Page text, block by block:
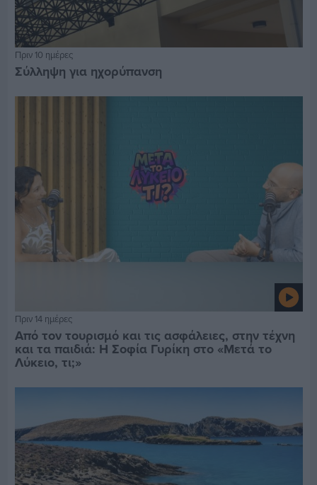
Πριν 10 ημέρες
Σύλληψη για ηχορύπανση
Πριν 14 ημέρες
Από τον τουρισμό και τις ασφάλειες, στην τέχνη
και τα παιδιά: Η Σοφία Γυρίκη στο «Μετά το
Λύκειο, τι;»